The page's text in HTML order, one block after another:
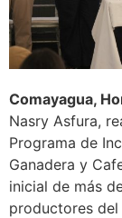
Comayagua,
Nasry Asfura,
Programa de
Ganadera y
inicial de más
productores